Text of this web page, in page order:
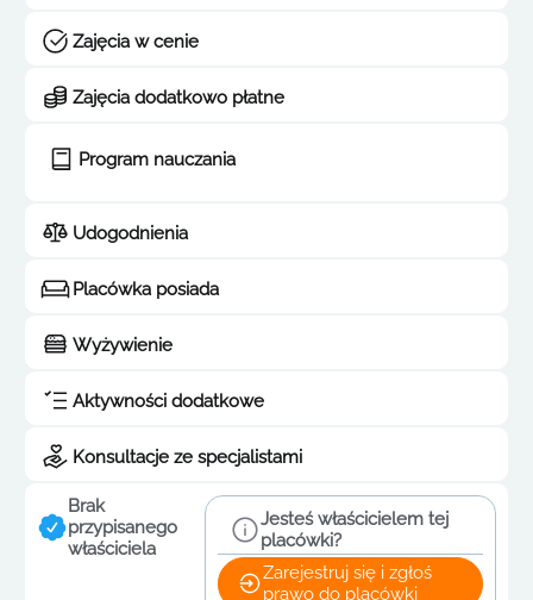
Zajęcia w cenie
Zajęcia dodatkowo płatne
Program nauczania
Udogodnienia
Placówka posiada
Wyżywienie
Aktywności dodatkowe
Konsultacje ze specjalistami
Brak
przypisanego
właściciela
Jesteś właścicielem tej
placówki?
Zarejestruj się i zgłoś
prawo do placówki